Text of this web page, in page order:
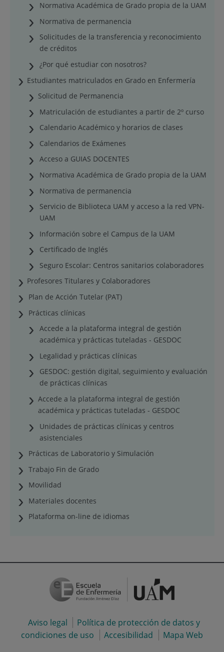
Normativa Académica de Grado propia de la UAM
Normativa de permanencia
Solicitudes de la transferencia y reconocimiento
de créditos
¿Por qué estudiar con nosotros?
Estudiantes matriculados en Grado en Enfermería
Solicitud de Permanencia
Matriculación de estudiantes a partir de 2º curso
Calendario Académico y horarios de clases
Calendarios de Exámenes
Acceso a GUIAS DOCENTES
Normativa Académica de Grado propia de la UAM
Normativa de permanencia
Servicio de Biblioteca UAM y acceso a la red VPN-
UAM
Información sobre el Campus de la UAM
Certificado de Inglés
Seguro Escolar: Centros sanitarios colaboradores
Profesores Titulares y Colaboradores
Plan de Acción Tutelar (PAT)
Prácticas clínicas
Accede a la plataforma integral de gestión
académica y prácticas tuteladas - GESDOC
Legalidad y prácticas clínicas
GESDOC: gestión digital, seguimiento y evaluación
de prácticas clínicas
Accede a la plataforma integral de gestión
académica y prácticas tuteladas - GESDOC
Unidades de prácticas clínicas y centros
asistenciales
Prácticas de Laboratorio y Simulación
Trabajo Fin de Grado
Movilidad
Materiales docentes
Plataforma on-line de idiomas
Aviso legal
Política de protección de datos y
condiciones de uso
Accesibilidad Mapa Web